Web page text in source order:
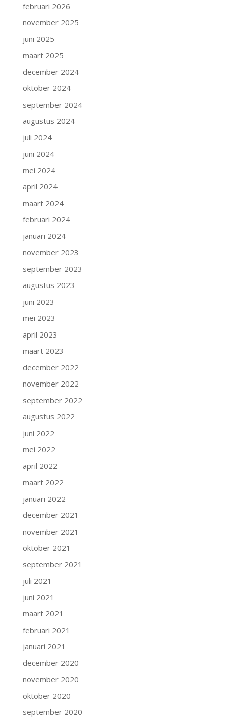
februari 2026
november 2025
juni 2025
maart 2025
december 2024
oktober 2024
september 2024
augustus 2024
juli 2024
juni 2024
mei 2024
april 2024
maart 2024
februari 2024
januari 2024
november 2023
september 2023
augustus 2023
juni 2023
mei 2023
april 2023
maart 2023
december 2022
november 2022
september 2022
augustus 2022
juni 2022
mei 2022
april 2022
maart 2022
januari 2022
december 2021
november 2021
oktober 2021
september 2021
juli 2021
juni 2021
maart 2021
februari 2021
januari 2021
december 2020
november 2020
oktober 2020
september 2020